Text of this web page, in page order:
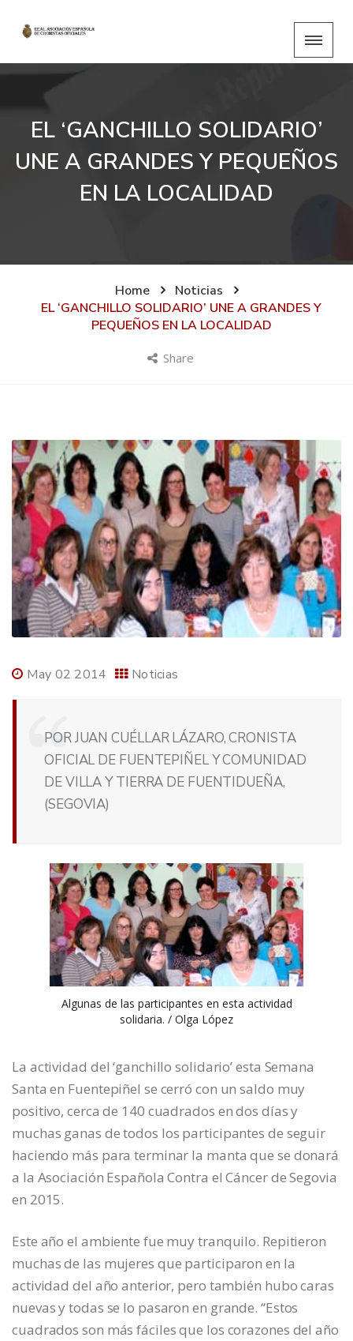
EL ‘GANCHILLO SOLIDARIO’
UNE A GRANDES Y PEQUEÑOS
EN LA LOCALIDAD
Home
Noticias
EL ‘GANCHILLO SOLIDARIO’ UNE A GRANDES Y
PEQUEÑOS EN LA LOCALIDAD
Share
May 02 2014 Noticias
POR JUAN CUÉLLAR LÁZARO, CRONISTA
OFICIAL DE FUENTEPIÑEL Y COMUNIDAD
DE VILLA Y TIERRA DE FUENTIDUEÑA,
(SEGOVIA)
Algunas de las participantes en esta actividad
solidaria. / Olga López
La actividad del ‘ganchillo solidario’ esta Semana
Santa en Fuentepiñel se cerró con un saldo muy
positivo, cerca de 140 cuadrados en dos días y
muchas ganas de todos los participantes de seguir
haciendo más para terminar la manta que se donará
a la Asociación Española Contra el Cáncer de Segovia
en 2015.
Este año el ambiente fue muy tranquilo. Repitieron
muchas de las mujeres que participaron en la
actividad del año anterior, pero también hubo caras
nuevas y todas se lo pasaron en grande. “Estos
cuadrados son más fáciles que los corazones del año